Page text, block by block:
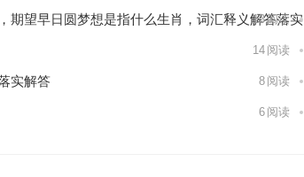
期望早日圆梦想是指什么生肖，词汇释义解答落实
13阅读
14 阅读
实解答 8 阅读
6 阅读